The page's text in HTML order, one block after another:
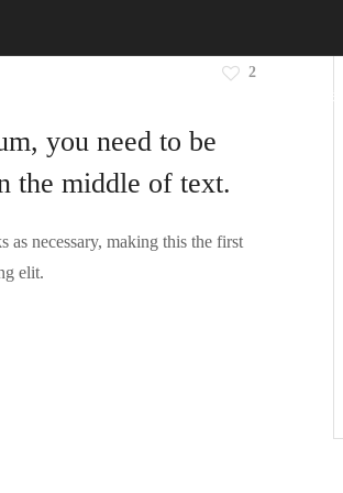
2
you need to be
the middle of text.
as necessary, making this the first
elit.